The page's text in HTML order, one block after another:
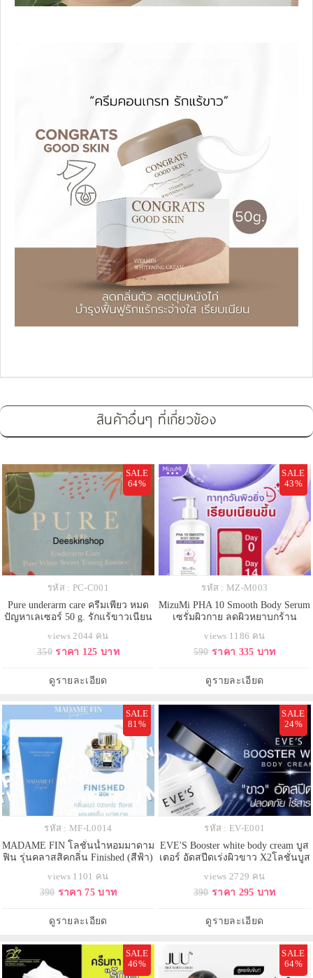
สินค้าอื่นๆ ที่เกี่ยวข้อง
SALE
64%
รหัส : PC-C001
Pure underarm care ครีมเพียว หมด
ปัญหาเลเซอร์ 50 g. รักแร้ขาวเนียน
views 2044 คน
350 ราคา 125 บาท
ดูรายละเอียด
SALE
43%
รหัส : MZ-M003
MizuMi PHA 10 Smooth Body Serum
เซรั่มผิวกาย ลดผิวหยาบกร้าน
views 1186 คน
590 ราคา 335 บาท
ดูรายละเอียด
SALE
81%
รหัส : MF-L0014
MADAME FIN โลชั่นน้ำหอมมาดาม
ฟิน รุ่นคลาสสิคกลิ่น Finished (สีฟ้า)
views 1101 คน
390 ราคา 75 บาท
ดูรายละเอียด
SALE
24%
รหัส : EV-E001
EVE'S Booster white body cream บูส
เตอร์ อัดสปีดเร่งผิวขาว X2โลชั่นบูส
ค่ะ!! ขาวได้ ไร้สาร จริงๆ ไม่จกตา
views 2729 คน
390 ราคา 295 บาท
ดูรายละเอียด
SALE
46%
SALE
64%